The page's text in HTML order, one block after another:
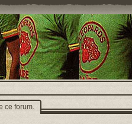
ce forum.